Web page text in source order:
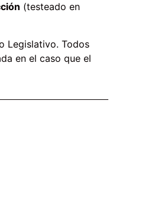
(testeado en
Legislativo. Todos
en el caso que el